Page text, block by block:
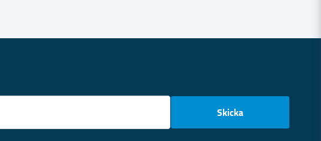
Skicka